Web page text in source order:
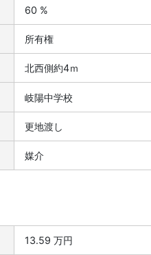
60 %
所有権
北西側約4ｍ
岐陽中学校
更地渡し
媒介
13.59 万円